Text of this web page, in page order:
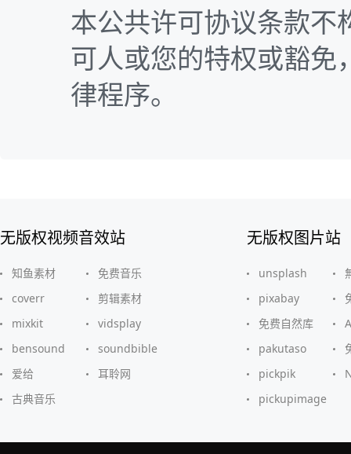
本公共许可协议条款不
可人或您的特权或豁
律程序。
无版权视频音效站
知鱼素材
免费音乐
coverr
剪辑素材
mixkit
vidsplay
bensound
soundbible
爱给
耳聆网
古典音乐
无版权图片站
unsplash
pixabay
免费自然库
pakutaso
pickpik
pickupimage